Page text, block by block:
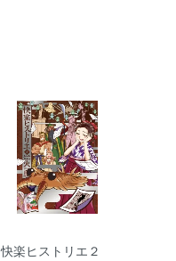
快楽ヒストリエ２